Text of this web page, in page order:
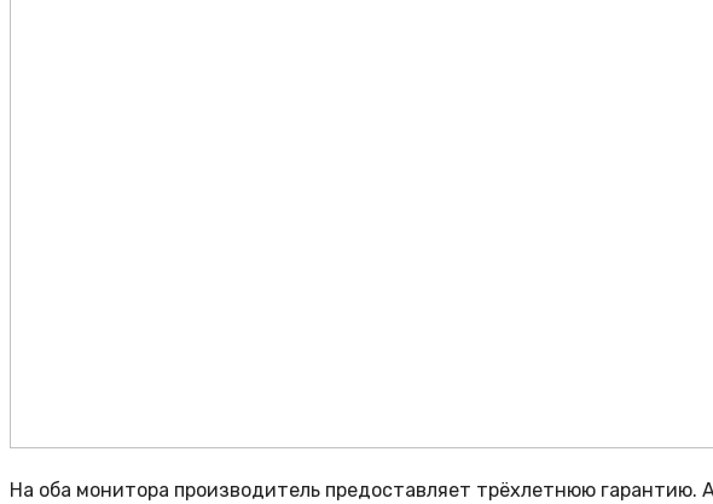
На оба монитора производитель предоставляет трёхлетнюю гарантию.